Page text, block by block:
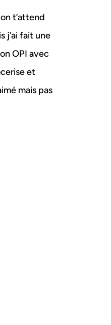
t’attend
j’ai fait une
OPI avec
et
mais pas